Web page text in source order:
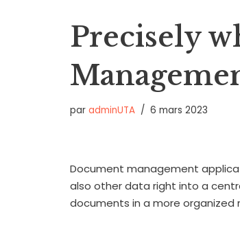
Precisely
par adminUTA 6 mars 2023
Document management
also other data right into a
documents in a more organized